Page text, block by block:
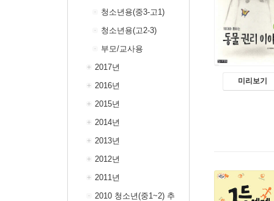
청소년용(중3-고1)
청소년용(고2-3)
부모/교사용
2017년
2016년
2015년
2014년
2013년
2012년
2011년
2010 청소년(중1~2) 추
미리보기